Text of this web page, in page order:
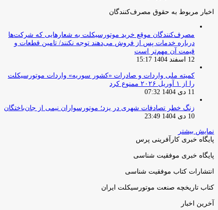
اخبار مربوط به حقوق مصرف‌کنندگان
مصرف‌کنندگان موقع خرید موتورسیکلت به شعارهایی که شرکت‌ها
درباره خدمات پس از فروش می‌دهند توجه نکنند/ تامین قطعات و
قیمت آن مهم‌تر است
12 اسفند 1404 15:17
کمیته ملی واردات و صادرات «کشور سوریه» واردات موتورسیکلت
را از ۱ آوریل ۲۰۲۶ ممنوع کرد
11 دی 1404 07:32
زنگ خطر تصادفات شهری در یزد؛ موتورسواران نیمی از جان‌باختگان
10 دی 1404 23:49
نمایش بیشتر
پایگاه خبری کارآفرینی پرس
پایگاه خبری موفقیت شناسی
انتشارات کتاب موفقیت شناسی
کتاب تاریخچه صنعت موتورسیکلت ایران
آخرین اخبار